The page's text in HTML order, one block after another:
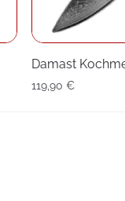
Damast
119,90 €